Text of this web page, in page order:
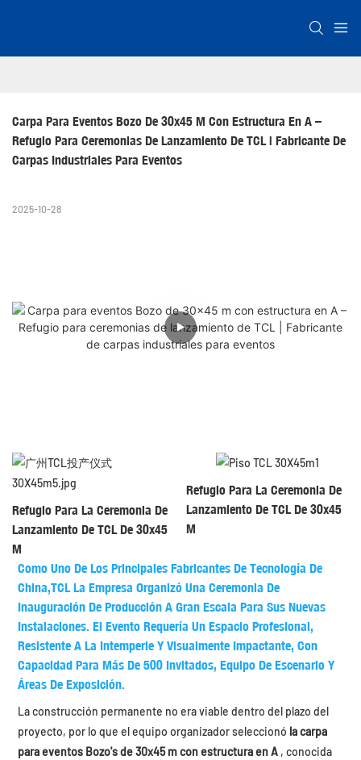
Carpa Para Eventos Bozo De 30x45 M Con Estructura En A –
Refugio Para Ceremonias De Lanzamiento De TCL | Fabricante De
Carpas Industriales Para Eventos
2025-10-28
Refugio Para La Ceremonia De
Lanzamiento De TCL De 30x45
M
Refugio Para La Ceremonia De
Lanzamiento De TCL De 30x45
M
Como Uno De Los Principales Fabricantes De Tecnología De
China,TCLLa Empresa Organizó Una Ceremonia De
Inauguración De ProducciónA Gran Escala Para Sus Nuevas
Instalaciones. El Evento Requería Un Espacio Profesional,
Resistente A La Intemperie Y Visualmente Impactante, Con
Capacidad Para Más De 500 Invitados, Equipo De Escenario Y
Áreas De Exposición.
La construcción permanente no era viable dentro del plazo del
proyecto, por lo que el equipo organizador seleccionó la carpa
para eventos Bozo's de 30x45 m con estructura en A, conocida